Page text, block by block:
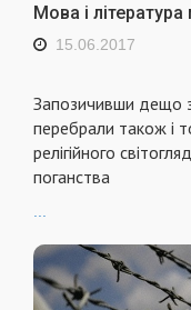
Мова і
15.06.2017
Запозичивши дещо з
перебрали також і
релігійного
поганства